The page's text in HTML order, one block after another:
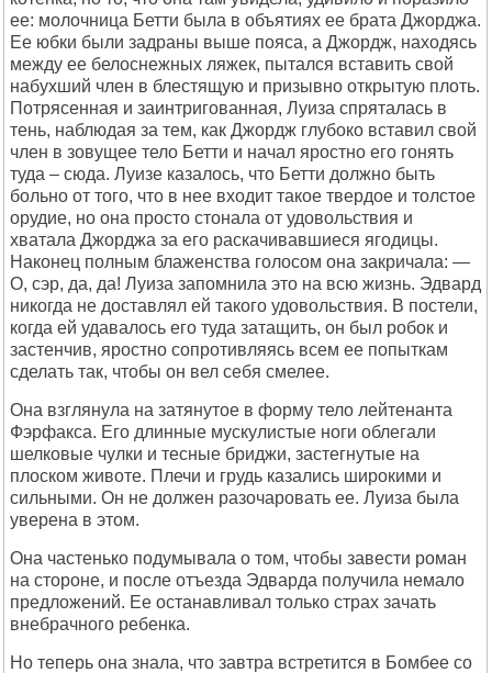
ее: молочница Бетти была в объятиях ее брата Джорджа.
Ее юбки были задраны выше пояса, а Джордж, находясь
между ее белоснежных ляжек, пытался вставить свой
набухший член в блестящую и призывно открытую плоть.
Потрясенная и заинтригованная, Луиза спряталась в
тень, наблюдая за тем, как Джордж глубоко вставил свой
член в зовущее тело Бетти и начал яростно его гонять
туда – сюда. Луизе казалось, что Бетти должно быть
больно от того, что в нее входит такое твердое и толстое
орудие, но она просто стонала от удовольствия и
хватала Джорджа за его раскачивавшиеся ягодицы.
Наконец полным блаженства голосом она закричала: —
О, сэр, да, да! Луиза запомнила это на всю жизнь. Эдвард
никогда не доставлял ей такого удовольствия. В постели,
когда ей удавалось его туда затащить, он был робок и
застенчив, яростно сопротивляясь всем ее попыткам
сделать так, чтобы он вел себя смелее.
Она взглянула на затянутое в форму тело лейтенанта
Фэрфакса. Его длинные мускулистые ноги облегали
шелковые чулки и тесные бриджи, застегнутые на
плоском животе. Плечи и грудь казались широкими и
сильными. Он не должен разочаровать ее. Луиза была
уверена в этом.
Она частенько подумывала о том, чтобы завести роман
на стороне, и после отъезда Эдварда получила немало
предложений. Ее останавливал только страх зачать
внебрачного ребенка.
Но теперь она знала, что завтра встретится в Бомбее со